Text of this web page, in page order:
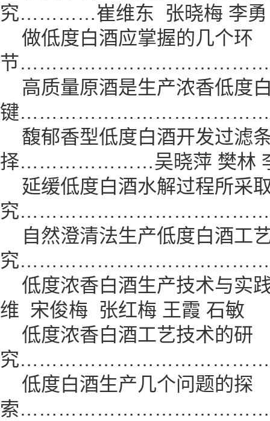
究…………崔维东 张晓梅 李勇
做低度白酒应掌握的几个环
节
高质量原酒是生产浓香低度
键……………………………………
馥郁香型低度白酒开发过滤
择…………………吴晓萍 樊林
延缓低度白酒水解过程所采
究…………………………………
自然澄清法生产低度白酒工
究
低度浓香白酒生产技术
维 宋俊梅 张红梅 王霞 石敏
低度浓香白酒工艺技术的研
究
低度白酒生产几个问题的探
索